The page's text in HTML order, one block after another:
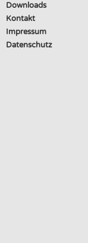
Downloads
Kontakt
Impressum
Datenschutz